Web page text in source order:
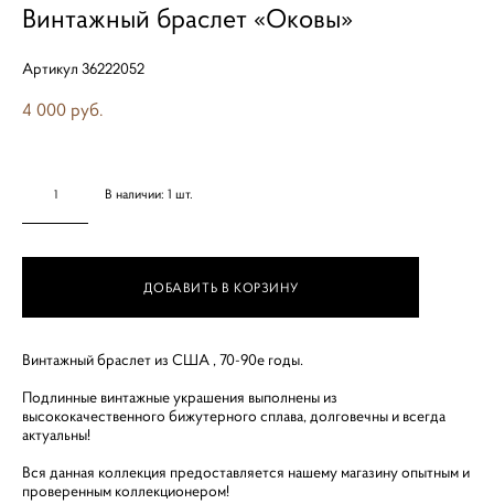
Винтажный браслет «Оковы»
Артикул 36222052
4 000 pуб.
В наличии: 1 шт.
ДОБАВИТЬ В КОРЗИНУ
Винтажный браслет из США , 70-90е годы.
Подлинные винтажные украшения выполнены из
высококачественного бижутерного сплава, долговечны и всегда
актуальны!
Вся данная коллекция предоставляется нашему магазину опытным и
проверенным коллекционером!